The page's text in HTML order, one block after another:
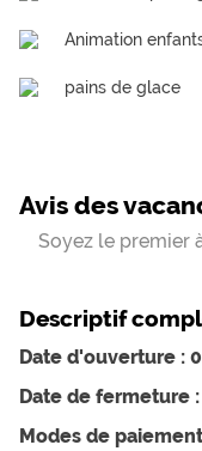
Animation
pains de glace
Avis des
Soyez le premier
Descriptif
Date d'ouverture :
Date de fermeture
Modes de